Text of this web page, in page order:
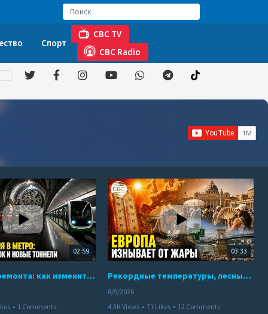
Спорт
CBC TV
CBC Radio
02:59
10 месяцев ремонта: как изменится работа Бакинского метро с 15 августа
• 1 Comments
03:33
Рекордные температуры, лесные пожары и красный уровень опасности
8/5/2026
4.3K Views • 71 Likes • 12 Comments